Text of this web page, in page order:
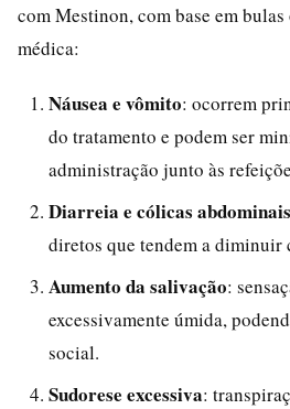
com Mestinon, com base em
médica:
Náusea e vômito: ocorrem
do tratamento e podem ser
administração junto às
Diarreia e cólicas abdominais
diretos que tendem a diminuir
Aumento da salivação:
excessivamente úmida,
social.
Sudorese excessiva: